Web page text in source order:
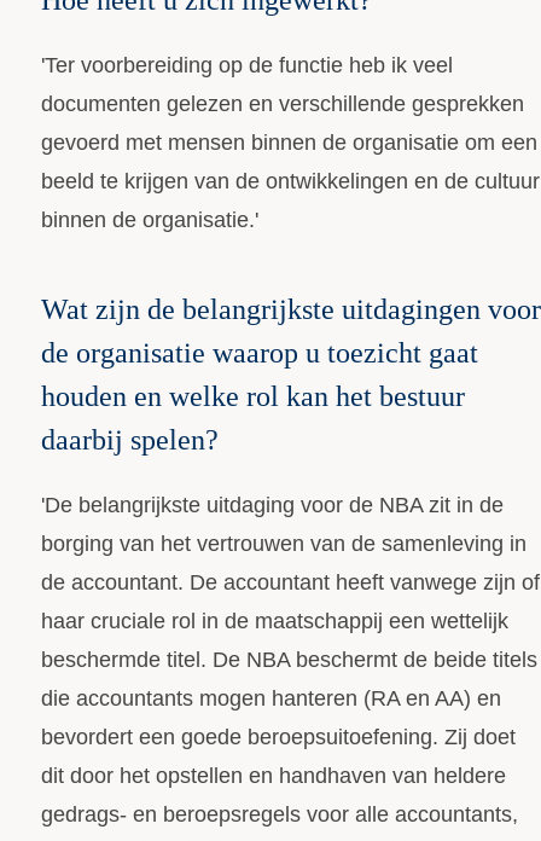
'Ter voorbereiding op de functie heb ik veel
documenten gelezen en verschillende gesprekken
gevoerd met mensen binnen de organisatie om een
beeld te krijgen van de ontwikkelingen en de cultuur
binnen de organisatie.'
Wat zijn de belangrijkste uitdagingen voor
de organisatie waarop u toezicht gaat
houden en welke rol kan het bestuur
daarbij spelen?
'De belangrijkste uitdaging voor de NBA zit in de
borging van het vertrouwen van de samenleving in
de accountant. De accountant heeft vanwege zijn of
haar cruciale rol in de maatschappij een wettelijk
beschermde titel. De NBA beschermt de beide titels
die accountants mogen hanteren (RA en AA) en
bevordert een goede beroepsuitoefening. Zij doet
dit door het opstellen en handhaven van heldere
gedrags- en beroepsregels voor alle accountants,